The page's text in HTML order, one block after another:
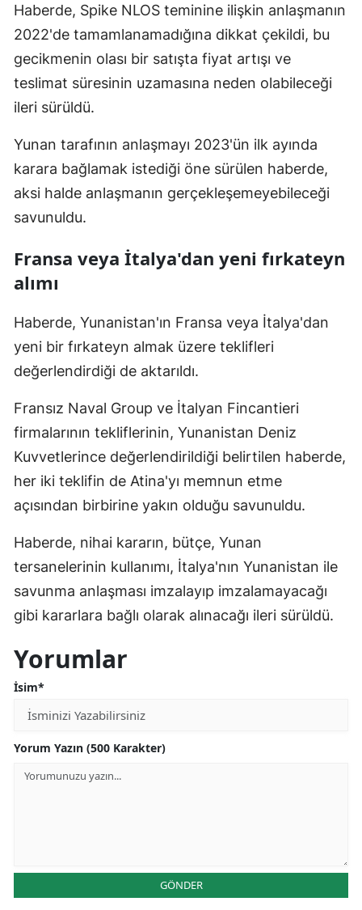
Gaziantep
Giresun
Hatay
Isparta
İstanbul
Kars
Kırklareli
Kırşehir
Kütahya
Malatya
Manisa
Rize
Haberde, Spike NLOS teminine ilişkin anlaşmanın
2022'de tamamlanamadığına dikkat çekildi, bu
gecikmenin olası bir satışta fiyat artışı ve
teslimat süresinin uzamasına neden olabileceği
ileri sürüldü.
Yunan tarafının anlaşmayı 2023'ün ilk ayında
karara bağlamak istediği öne sürülen haberde,
aksi halde anlaşmanın gerçekleşemeyebileceği
savunuldu.
Fransa veya İtalya'dan yeni fırkateyn
alımı
Haberde, Yunanistan'ın Fransa veya İtalya'dan
yeni bir fırkateyn almak üzere teklifleri
değerlendirdiği de aktarıldı.
Fransız Naval Group ve İtalyan Fincantieri
firmalarının tekliflerinin, Yunanistan Deniz
Kuvvetlerince değerlendirildiği belirtilen haberde,
her iki teklifin de Atina'yı memnun etme
açısından birbirine yakın olduğu savunuldu.
Haberde, nihai kararın, bütçe, Yunan
tersanelerinin kullanımı, İtalya'nın Yunanistan ile
savunma anlaşması imzalayıp imzalamayacağı
gibi kararlara bağlı olarak alınacağı ileri sürüldü.
Yorumlar
İsim*
Yorum Yazın (500 Karakter)
GÖNDER